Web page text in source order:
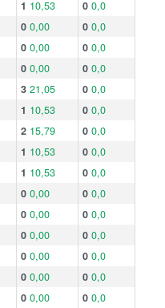
1 10,53 0 0,0
0 0,00 0 0,0
0 0,00 0 0,0
0 0,00 0 0,0
3 21,05 0 0,0
1 10,53 0 0,0
2 15,79 0 0,0
1 10,53 0 0,0
1 10,53 0 0,0
0 0,00 0 0,0
0 0,00 0 0,0
0 0,00 0 0,0
0 0,00 0 0,0
0 0,00 0 0,0
0 0,00 0 0,0